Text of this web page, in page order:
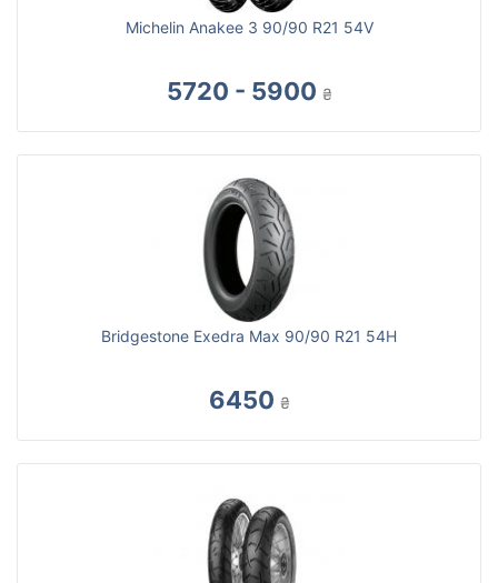
Michelin Anakee 3 90/90 R21 54V
5720 - 5900 ₴
Bridgestone Exedra Max 90/90 R21 54H
6450 ₴